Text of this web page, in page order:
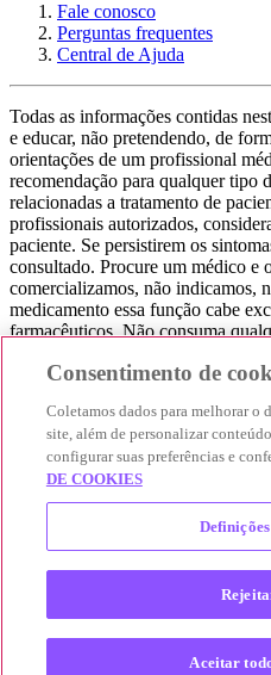
Fale conosco
Perguntas frequentes
Central de Ajuda
Todas as informações contidas
e educar, não pretendendo, de
orientações de um profissional
recomendação para qualquer tipo
relacionadas a tratamento de
profissionais autorizados,
paciente. Se persistirem os
consultado. Procure um médico e
comercializamos, não indicamos,
medicamento essa função cabe
farmacêuticos. Não consuma
não realizamos a venda de
produtos farmacêuticos.
experiência seja bem-sucedida,
acontece nos sites das nossas
© 2025 Afya Participações S.A. -
Alameda Lorena, 269 - Jardim
01424-001 - CNPJ 23.399.329/
Consentimento de
Coletamos dados para melhorar o
site, além de personalizar
configurar suas preferências e
DE COOKIES
Aceitar